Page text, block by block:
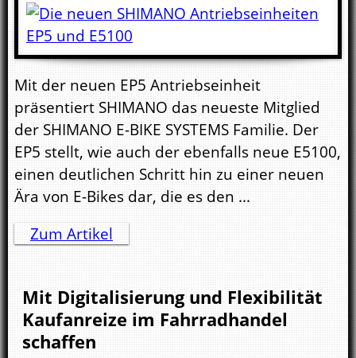
Mit der neuen EP5 Antriebseinheit
präsentiert SHIMANO das neueste Mitglied
der SHIMANO E-BIKE SYSTEMS Familie. Der
EP5 stellt, wie auch der ebenfalls neue E5100,
einen deutlichen Schritt hin zu einer neuen
Ära von E-Bikes dar, die es den ...
Zum Artikel
Mit Digitalisierung und Flexibilität
Kaufanreize im Fahrradhandel
schaffen